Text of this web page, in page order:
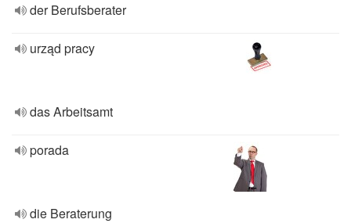
der Berufsberater
urząd pracy
das Arbeitsamt
porada
die Beraterung